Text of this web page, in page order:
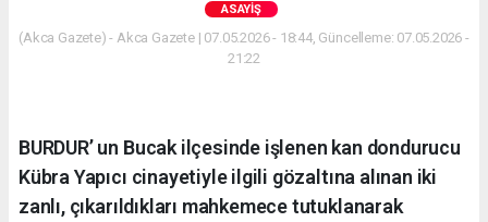
ASAYIŞ
(Akca Gazete) - Akca Gazete | 07.05.2026 - 18:44, Güncelleme: 07.05.2026 -
21:22
BURDUR’ un Bucak ilçesinde işlenen kan dondurucu
Kübra Yapıcı cinayetiyle ilgili gözaltına alınan iki
zanlı, çıkarıldıkları mahkemece tutuklanarak